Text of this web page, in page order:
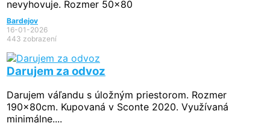
nevyhovuje. Rozmer 50x80
Bardejov
16-01-2026
443 zobrazení
Darujem za odvoz
Darujem váľandu s úložným priestorom. Rozmer
190x80cm. Kupovaná v Sconte 2020. Využívaná
minimálne....